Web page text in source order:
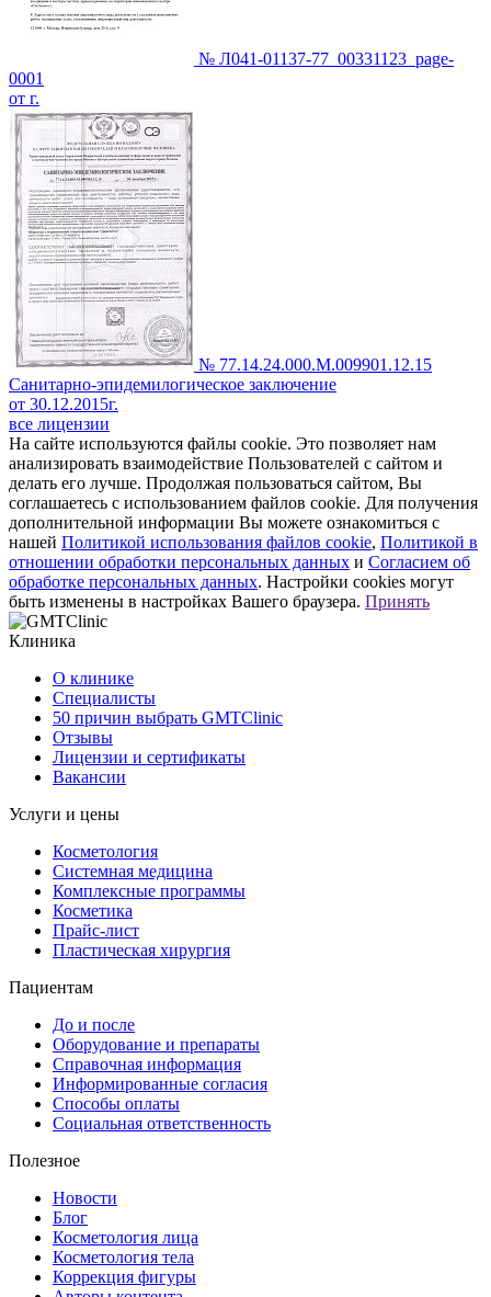
№ Л041-01137-77_00331123_page-
0001
от г.
№ 77.14.24.000.М.009901.12.15
Санитарно-эпидемилогическое заключение
от 30.12.2015г.
все лицензии
На сайте используются файлы cookie. Это позволяет нам
анализировать взаимодействие Пользователей с сайтом и
делать его лучше. Продолжая пользоваться сайтом, Вы
соглашаетесь с использованием файлов cookie. Для получения
дополнительной информации Вы можете ознакомиться с
нашей Политикой использования файлов cookie, Политикой в
отношении обработки персональных данных и Согласием об
обработке персональных данных. Настройки cookies могут
быть изменены в настройках Вашего браузера. Принять
Клиника
О клинике
Специалисты
50 причин выбрать GMTClinic
Отзывы
Лицензии и сертификаты
Вакансии
Услуги и цены
Косметология
Системная медицина
Комплексные программы
Косметика
Прайс-лист
Пластическая хирургия
Пациентам
До и после
Оборудование и препараты
Справочная информация
Информированные согласия
Способы оплаты
Социальная ответственность
Полезное
Новости
Блог
Косметология лица
Косметология тела
Коррекция фигуры